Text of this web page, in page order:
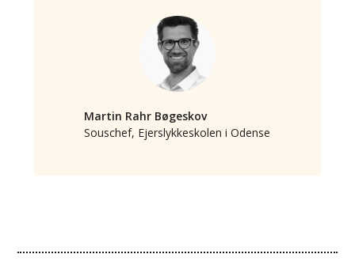
Martin Rahr Bøgeskov
Souschef, Ejerslykkeskolen i Odense